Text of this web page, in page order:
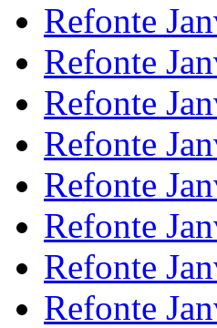
Refonte
Refonte
Refonte
Refonte
Refonte
Refonte
Refonte
Refonte